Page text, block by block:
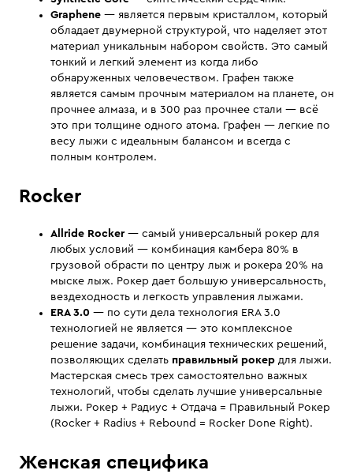
Graphene — является первым кристаллом, который
обладает двумерной структурой, что наделяет этот
материал уникальным набором свойств. Это самый
тонкий и легкий элемент из когда либо
обнаруженных человечеством. Графен также
является самым прочным материалом на планете, он
прочнее алмаза, и в 300 раз прочнее стали — всё
это при толщине одного атома. Графен — легкие по
весу лыжи с идеальным балансом и всегда с
полным контролем.
Rocker
Allride Rocker— самый универсальный рокер для
любых условий — комбинация камбера 80% в
грузовой обрасти по центру лыж и рокера 20% на
мыске лыж. Рокер дает большую универсальность,
вездеходность и легкость управления лыжами.
ERA 3.0 — по сути дела технология ERA 3.0
технологией не является — это комплексное
решение задачи, комбинация технических решений,
позволяющих сделать правильный рокер для лыжи.
Мастерская смесь трех самостоятельно важных
технологий, чтобы сделать лучшие универсальные
лыжи. Рокер + Радиус + Отдача = Правильный Рокер
(Rocker + Radius + Rebound = Rocker Done Right).
Женская специфика